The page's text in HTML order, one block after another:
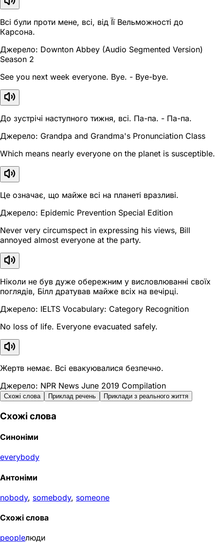
Всі були проти мене, всі, від Її Вельможності до
Карсона.
Джерело: Downton Abbey (Audio Segmented Version)
Season 2
See you next week everyone. Bye. - Bye-bye.
До зустрічі наступного тижня, всі. Па-па. - Па-па.
Джерело: Grandpa and Grandma's Pronunciation Class
Which means nearly everyone on the planet is susceptible.
Це означає, що майже всі на планеті вразливі.
Джерело: Epidemic Prevention Special Edition
Never very circumspect in expressing his views, Bill
annoyed almost everyone at the party.
Ніколи не був дуже обережним у висловлюванні своїх
поглядів, Білл дратував майже всіх на вечірці.
Джерело: IELTS Vocabulary: Category Recognition
No loss of life. Everyone evacuated safely.
Жертв немає. Всі евакуювалися безпечно.
Джерело: NPR News June 2019 Compilation
Схожі слова Приклад речень Приклади з реального життя
Схожі слова
Синоніми
everybody
Антоніми
nobody, somebody, someone
Схожі слова
peopleлюди